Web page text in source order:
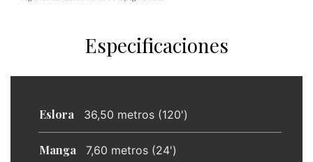
Especificaciones
Eslora 36,50 metros (120')
Manga 7,60 metros (24')